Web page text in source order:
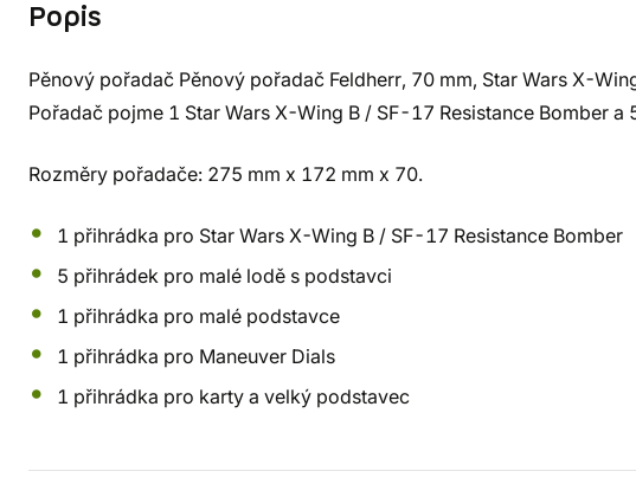
Popis
Pěnový pořadač Pěnový pořadač Feldherr, 70 mm, Star Wars X-
Pořadač pojme 1 Star Wars X-Wing B / SF-17 Resistance Bomber a
Rozměry pořadače: 275 mm x 172 mm x 70.
1 přihrádka pro Star Wars X-Wing B / SF-17 Resistance Bomber
5 přihrádek pro malé lodě s podstavci
1 přihrádka pro malé podstavce
1 přihrádka pro Maneuver Dials
1 přihrádka pro karty a velký podstavec